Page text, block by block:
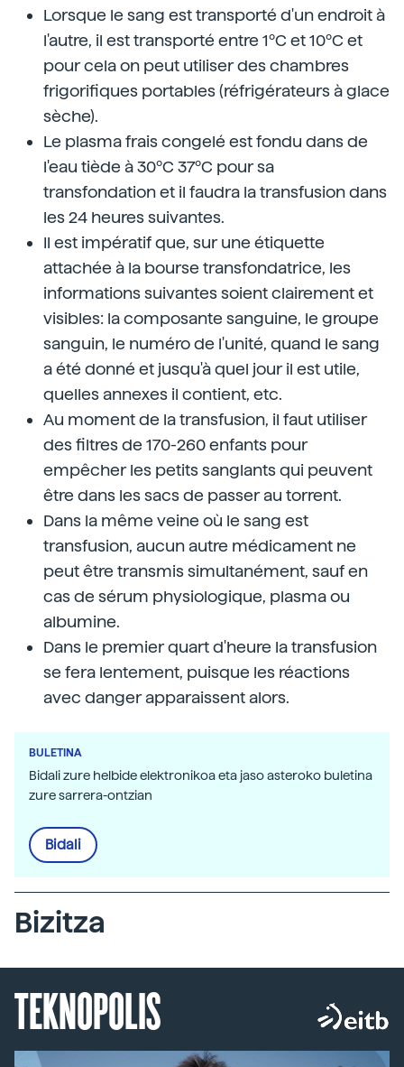
Lorsque le sang est transporté d'un endroit à
l'autre, il est transporté entre 1ºC et 10ºC et
pour cela on peut utiliser des chambres
frigorifiques portables (réfrigérateurs à glace
sèche).
Le plasma frais congelé est fondu dans de
l'eau tiède à 30ºC 37ºC pour sa
transfondation et il faudra la transfusion dans
les 24 heures suivantes.
Il est impératif que, sur une étiquette
attachée à la bourse transfondatrice, les
informations suivantes soient clairement et
visibles: la composante sanguine, le groupe
sanguin, le numéro de l'unité, quand le sang
a été donné et jusqu'à quel jour il est utile,
quelles annexes il contient, etc.
Au moment de la transfusion, il faut utiliser
des filtres de 170-260 enfants pour
empêcher les petits sanglants qui peuvent
être dans les sacs de passer au torrent.
Dans la même veine où le sang est
transfusion, aucun autre médicament ne
peut être transmis simultanément, sauf en
cas de sérum physiologique, plasma ou
albumine.
Dans le premier quart d'heure la transfusion
se fera lentement, puisque les réactions
avec danger apparaissent alors.
BULETINA
Bidali zure helbide elektronikoa eta jaso asteroko buletina
zure sarrera-ontzian
Bidali
Bizitza
TEKNOPOLIS